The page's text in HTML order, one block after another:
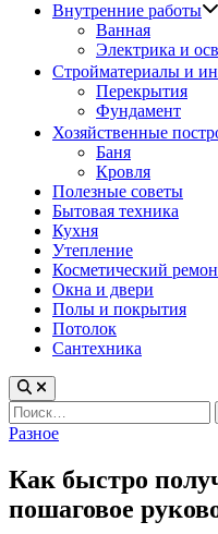
Внутренние работы
Ванная
Электрика и
Стройматериалы и
Перекрытия
Фундамент
Хозяйственные
Баня
Кровля
Полезные советы
Бытовая техника
Кухня
Утепление
Косметический
Окна и двери
Полы и покрытия
Потолок
Сантехника
Найти:
Опубликовано
Разное
Как быстро
пошаговое